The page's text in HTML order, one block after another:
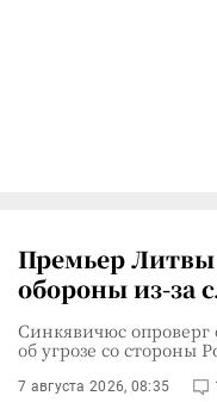
Премьер
обороны из-за
Синкявичюс
об угрозе со стороны
7 августа 2026, 08:35